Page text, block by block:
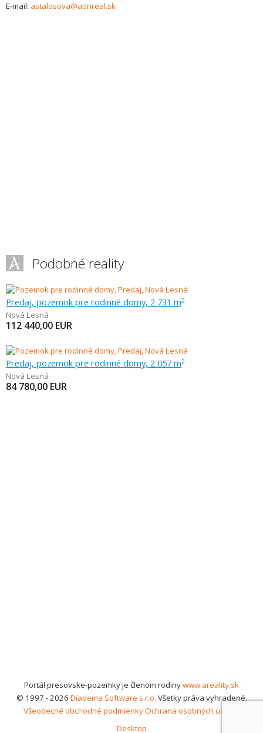
E-mail: astalosova@adrireal.sk
Podobné reality
Predaj, pozemok pre rodinné domy, 2 731 m2
Nová Lesná
112 440,00 EUR
Predaj, pozemok pre rodinné domy, 2 057 m2
Nová Lesná
84 780,00 EUR
Portál presovske-pozemky je členom rodinywww.areality.sk
© 1997 - 2026 Diadema Software s.r.o. Všetky práva vyhradené.
Všeobecné obchodné podmienkyOchrana osobných údajov
Desktop